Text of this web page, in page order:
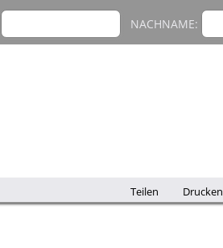
NACHNAME:
Teilen Drucken